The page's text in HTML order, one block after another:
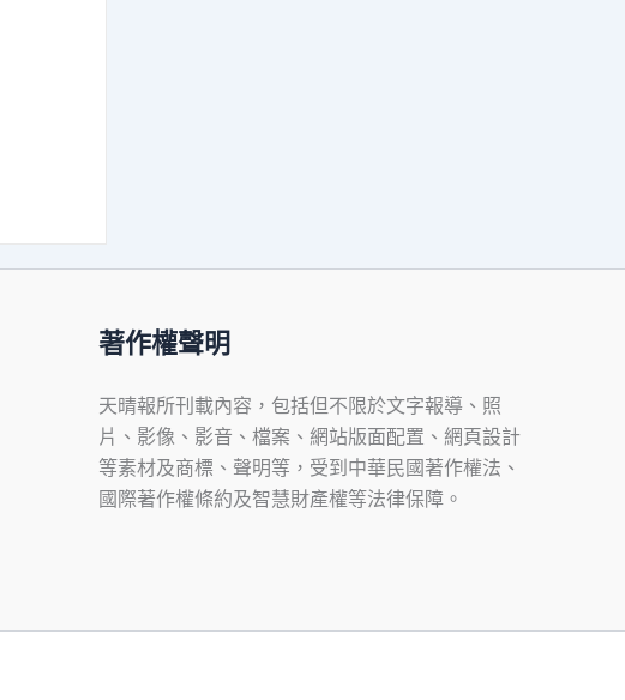
著作權聲明
天晴報所刊載內容，包括但不限於文字報導、照
片、影像、影音、檔案、網站版面配置、網頁設計
等素材及商標、聲明等，受到中華民國著作權法、
國際著作權條約及智慧財產權等法律保障。